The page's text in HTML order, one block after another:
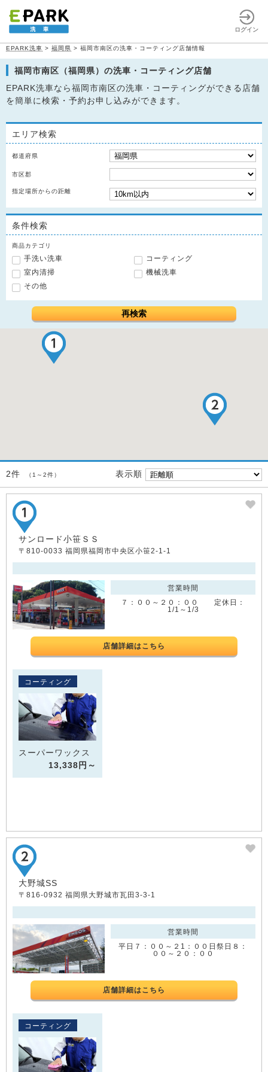
ログイン
EPARK洗車 > 福岡県 > 福岡市南区の洗車・コーティング店舗情報
福岡市南区（福岡県）の洗車・コーティング店舗
EPARK洗車なら福岡市南区の洗車・コーティングができる店舗
を簡単に検索・予約お申し込みができます。
エリア検索
都道府県
市区郡
指定場所からの距離
条件検索
商品カテゴリ
手洗い洗車
コーティング
室内清掃
機械洗車
その他
再検索
2件 （1～2件） 表示順
サンロード小笹ＳＳ
〒810-0033 福岡県福岡市中央区小笹2-1-1
営業時間
７：００～２０：００ 定休日：
1/1～1/3
店舗詳細はこちら
コーティング
スーパーワックス
13,338円～
大野城SS
〒816-0932 福岡県大野城市瓦田3-3-1
営業時間
平日７：００～２1：００日祭日８：
００～２０：００
店舗詳細はこちら
コーティング